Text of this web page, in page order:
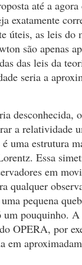
até a agora
exatamente
úteis, as leis do
são apenas
das leis da
seria a
desconhecida,
a relatividade
uma estrutura
Essa
em
qualquer
pequena
um pouquinho.
OPERA, por
em